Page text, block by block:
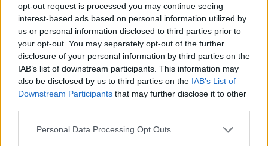
opt-out request is processed you may continue seeing
interest-based ads based on personal information utilized by
us or personal information disclosed to third parties prior to
your opt-out. You may separately opt-out of the further
disclosure of your personal information by third parties on the
IAB’s list of downstream participants. This information may
also be disclosed by us to third parties on the IAB’s List of
Downstream Participants that may further disclose it to other
Please note that this website/app uses one or more Google
Personal Data Processing Opt Outs
Σεισμός 7,4 Ρίχτερ στην Κολομβία: Ζημιές σε κτίρια,
έντρομος ο κόσμος βγήκε στους δρόμους, δείτε βίντεο
πριν 27 λεπτά
ΔΕΙΤΕ ΟΛΕΣ ΤΙΣ ΕΙΔΗΣΕΙΣ